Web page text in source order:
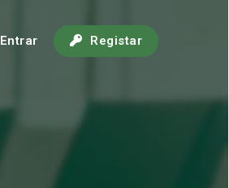
Entrar Registar